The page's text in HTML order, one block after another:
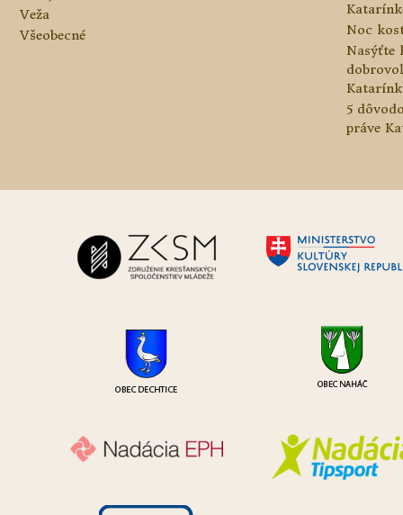
Veža
Všeobecné
Noc
Nasýťte
5
práve